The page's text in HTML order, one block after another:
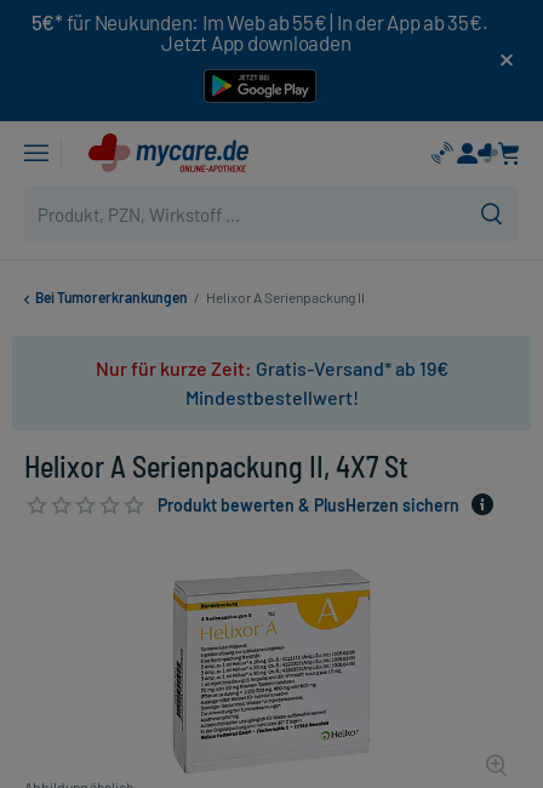
5€* für Neukunden: Im Web ab 55€ | In der App ab 35€.
Jetzt App downloaden
Bei Tumorerkrankungen / Helixor A Serienpackung II
Nur für kurze Zeit: Gratis-Versand* ab 19€
Mindestbestellwert!
Helixor A Serienpackung II, 4X7 St
Produkt bewerten & PlusHerzen sichern